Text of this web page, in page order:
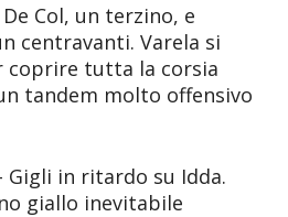
De Col, un terzino, e
centravanti. Varela si
coprire tutta la corsia
tandem molto offensivo
Gigli in ritardo su Idda.
giallo inevitabile